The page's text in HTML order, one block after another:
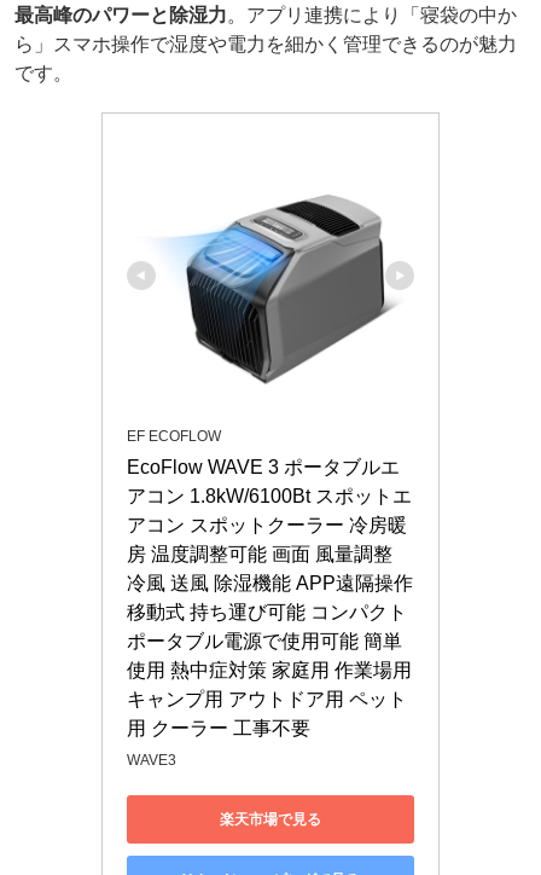
最高峰のパワーと除湿力。アプリ連携により「寝袋の中か
ら」スマホ操作で湿度や電力を細かく管理できるのが魅力
です。
EF ECOFLOW
EcoFlow WAVE 3 ポータブルエ
アコン 1.8kW/6100Bt スポットエ
アコン スポットクーラー 冷房暖
房 温度調整可能 画面 風量調整
冷風 送風 除湿機能 APP遠隔操作
移動式 持ち運び可能 コンパクト
ポータブル電源で使用可能 簡単
使用 熱中症対策 家庭用 作業場用
キャンプ用 アウトドア用 ペット
用 クーラー 工事不要
WAVE3
楽天市場で見る